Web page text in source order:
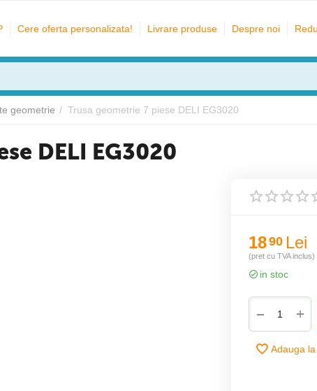
Cere oferta personalizata! Livrare produse Despre noi
geometrie / Trusa geometrie 7 piese DELI EG3020
DELI EG3020
1890 Lei
(pret cu TVA inclus)
in stoc
+
−
Adauga